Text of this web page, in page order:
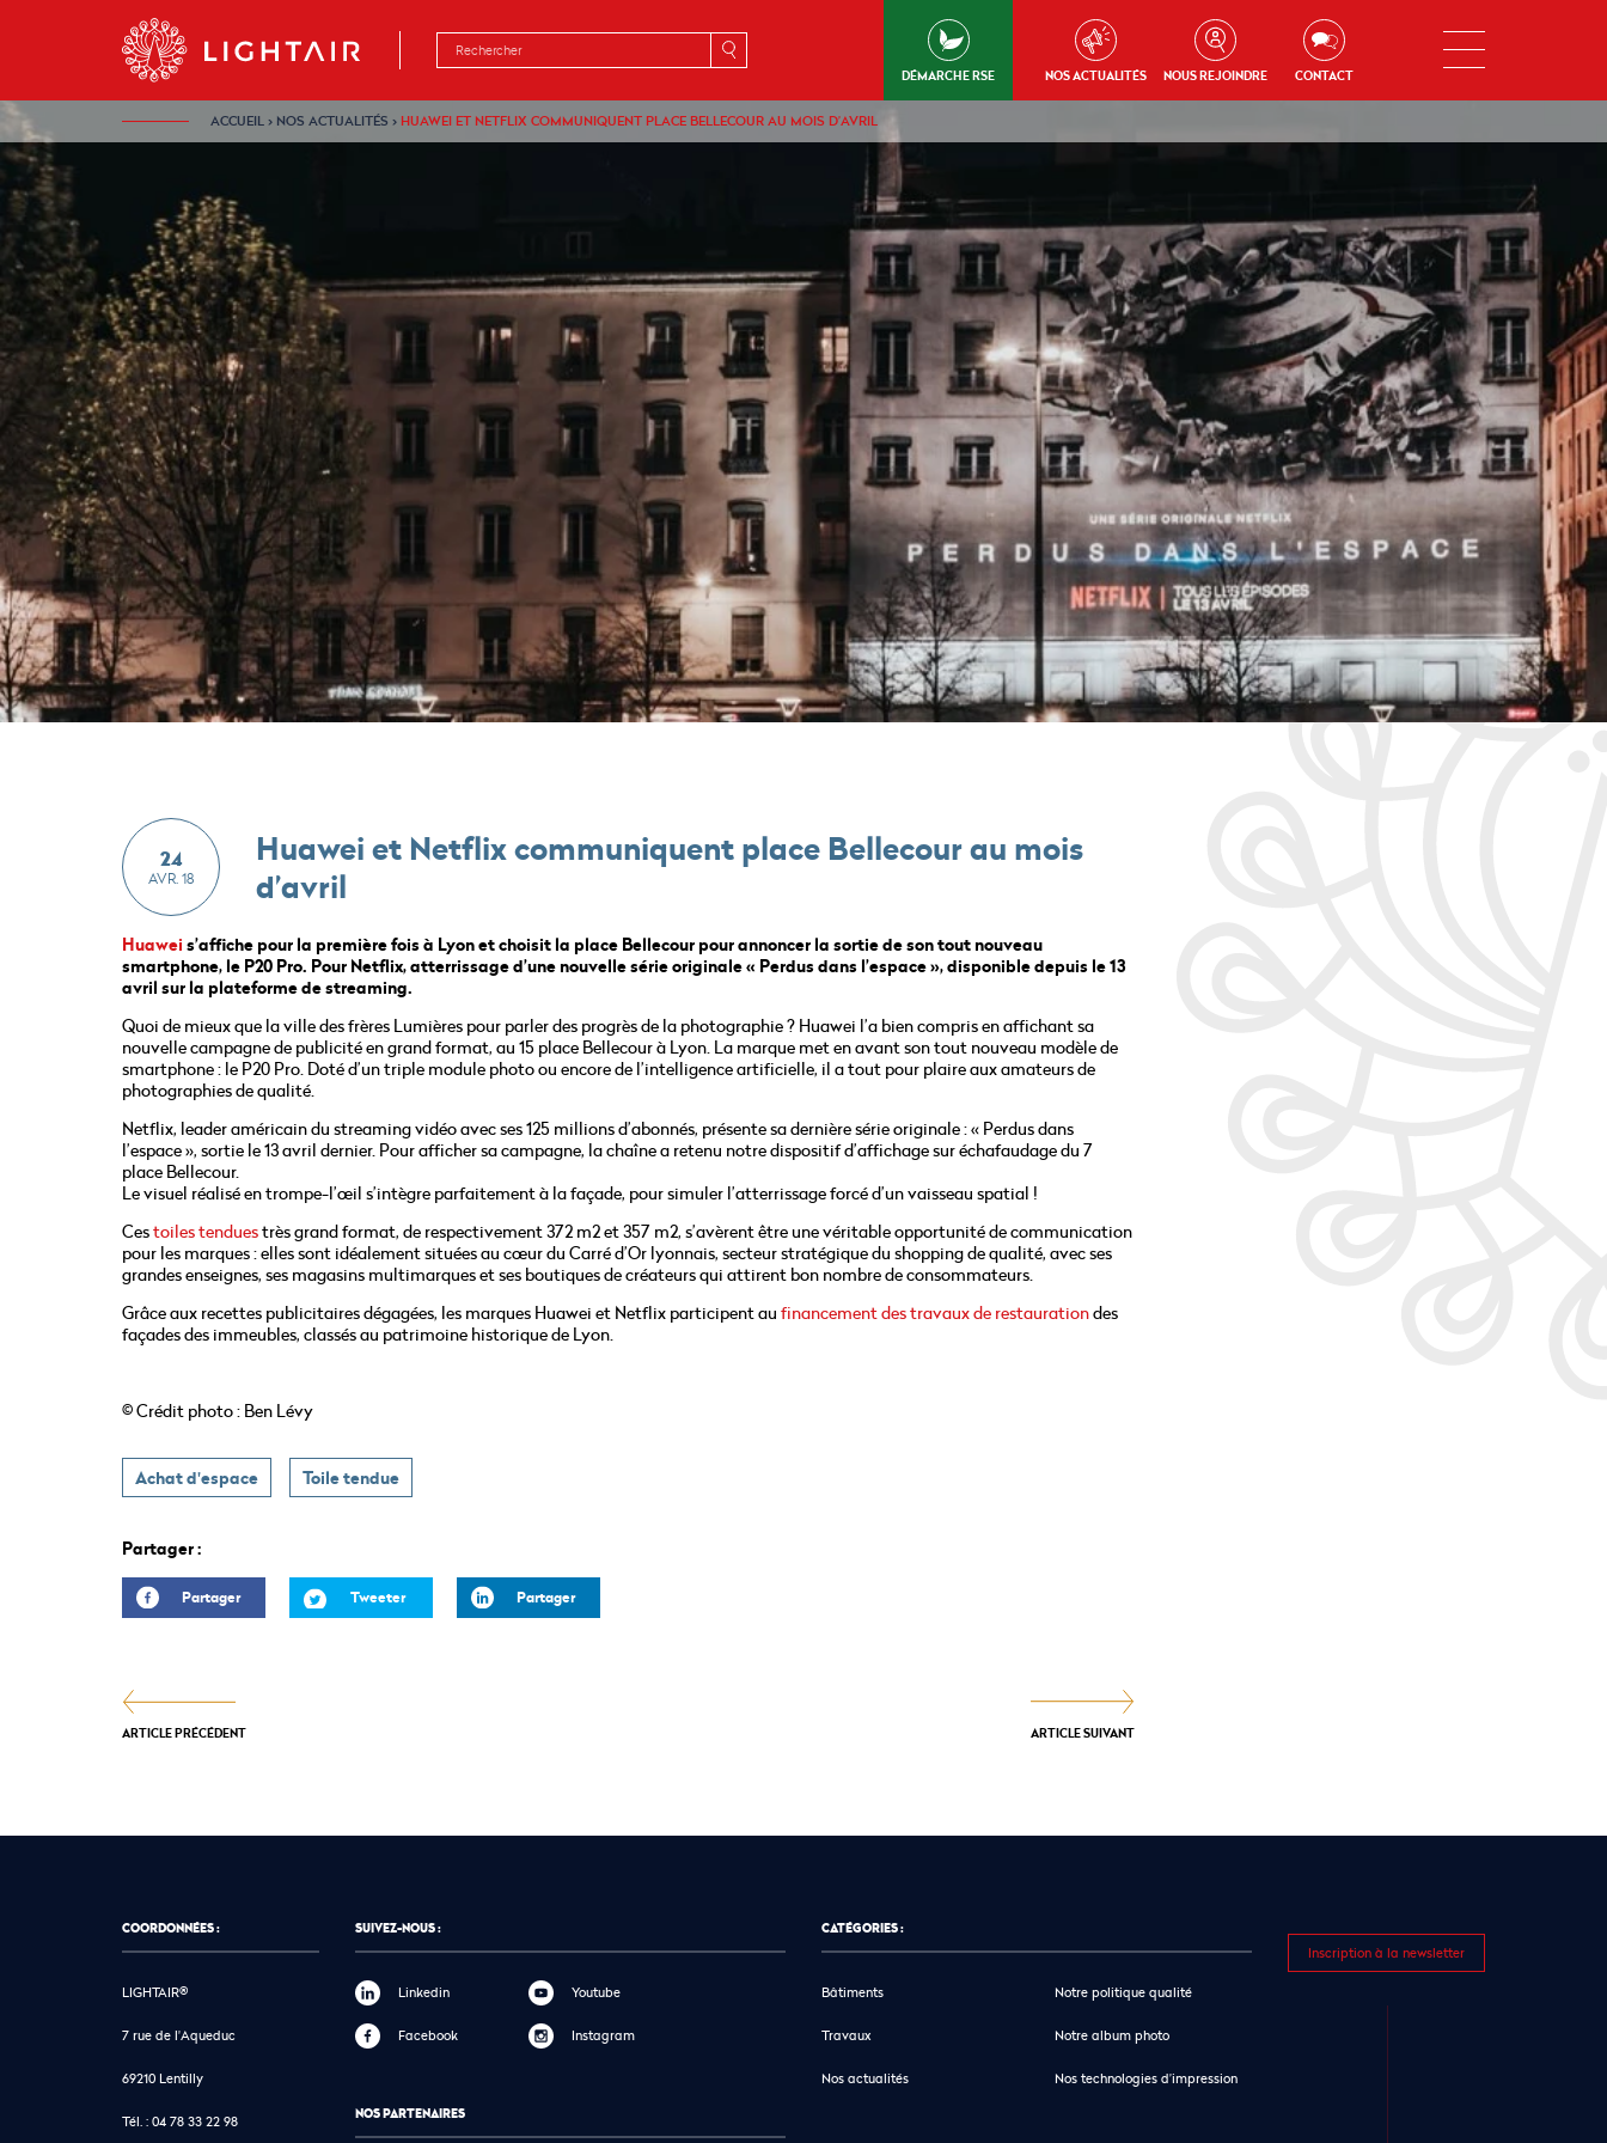
Aller au contenu
DÉMARCHE RSE NOS ACTUALITÉS NOUS REJOINDRE CONTACT
ACCUEIL› NOS ACTUALITÉS › HUAWEI ET NETFLIX COMMUNIQUENT PLACE BELLECOUR AU MOIS D’AVRIL
Huawei et Netflix communiquent place Bellecour au mois
d’avril
24
AVR. 18
Huawei s’affiche pour la première fois à Lyon et choisit la place Bellecour pour annoncer la sortie de son tout nouveau
smartphone, le P20 Pro. Pour Netflix, atterrissage d’une nouvelle série originale « Perdus dans l’espace », disponible depuis le 13
avril sur la plateforme de streaming.
Quoi de mieux que la ville des frères Lumières pour parler des progrès de la photographie ? Huawei l’a bien compris en affichant sa
nouvelle campagne de publicité en grand format, au 15 place Bellecour à Lyon. La marque met en avant son tout nouveau modèle de
smartphone : le P20 Pro. Doté d’un triple module photo ou encore de l’intelligence artificielle, il a tout pour plaire aux amateurs de
photographies de qualité.
Netflix, leader américain du streaming vidéo avec ses 125 millions d’abonnés, présente sa dernière série originale : « Perdus dans
l’espace », sortie le 13 avril dernier. Pour afficher sa campagne, la chaîne a retenu notre dispositif d’affichage sur échafaudage du 7
place Bellecour.
Le visuel réalisé en trompe-l’œil s’intègre parfaitement à la façade, pour simuler l’atterrissage forcé d’un vaisseau spatial !
Cestoiles tenduestrès grand format, de respectivement 372 m2 et 357 m2, s’avèrent être une véritable opportunité de communication
pour les marques : elles sont idéalement situées au cœur du Carré d’Or lyonnais, secteur stratégique du shopping de qualité, avec ses
grandes enseignes, ses magasins multimarques et ses boutiques de créateurs qui attirent bon nombre de consommateurs.
Grâce aux recettes publicitaires dégagées, les marques Huawei et Netflix participent au financement des travaux de restaurationdes
façades des immeubles, classés au patrimoine historique de Lyon.
© Crédit photo : Ben Lévy
Achat d'espace Toile tendue
Partager :
Partager Tweeter Partager
ARTICLE PRÉCÉDENT ARTICLE SUIVANT
COORDONNÉES :
LIGHTAIR®
7 rue de l'Aqueduc
69210 Lentilly
Tél. : 04 78 33 22 98
SUIVEZ-NOUS :
Linkedin
Facebook
Youtube
Instagram
NOS PARTENAIRES
CATÉGORIES :
Bâtiments
Travaux
Nos actualités
Notre politique qualité
Notre album photo
Nos technologies d’impression
Inscription à la newsletter